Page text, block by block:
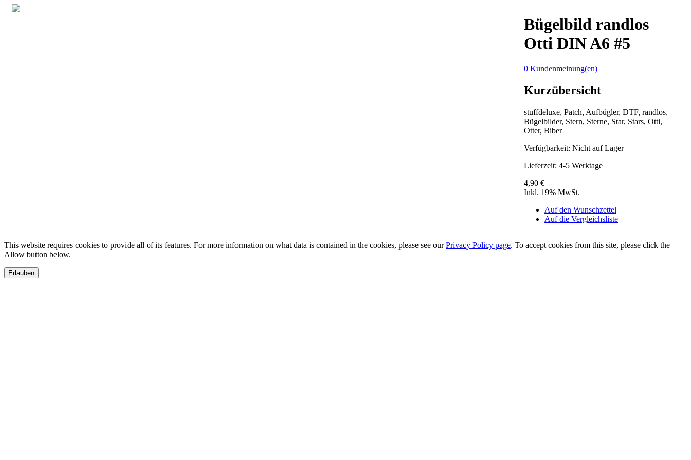
Bügelbild randlos
Otti DIN A6 #5
0 Kundenmeinung(en)
Kurzübersicht
stuffdeluxe, Patch, Aufbügler, DTF, randlos,
Bügelbilder, Stern, Sterne, Star, Stars, Otti,
Otter, Biber
Verfügbarkeit: Nicht auf Lager
Lieferzeit: 4-5 Werktage
4,90 €
Inkl. 19% MwSt.
Auf den Wunschzettel
Auf die Vergleichsliste
This website requires cookies to provide all of its features. For more information on what data is contained in the cookies, please see ourPrivacy Policy page. To accept cookies from this site, please click the
Allow button below.
Erlauben